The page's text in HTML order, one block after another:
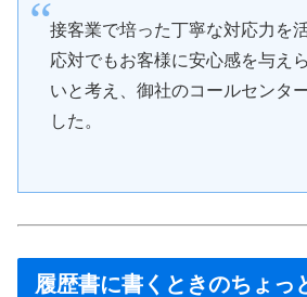
接客業で培った丁寧な対応力を
応対でもお客様に安心感を与え
いと考え、御社のコールセンタ
した。
履歴書に書くときのちょっ